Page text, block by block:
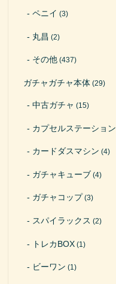
ペニイ (3)
丸昌 (2)
その他 (437)
ガチャガチャ本体 (29)
中古ガチャ (15)
カプセルステーション
カードダスマシン (4)
ガチャキューブ (4)
ガチャコップ(3)
スパイラックス (2)
トレカBOX (1)
ビーワン (1)